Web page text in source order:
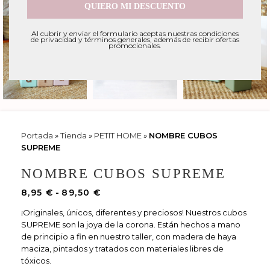
QUIERO MI DESCUENTO
Al cubrir y enviar el formulario aceptas nuestras condiciones
de privacidad y términos generales, además de recibir ofertas
promocionales.
Portada »Tienda » PETIT HOME» NOMBRE CUBOS
SUPREME
NOMBRE CUBOS SUPREME
8,95 € - 89,50 €
¡Originales, únicos, diferentes y preciosos! Nuestros cubos
SUPREME son la joya de la corona. Están hechos a mano
de principio a fin en nuestro taller, con madera de haya
maciza, pintados y tratados con materiales libres de
tóxicos.